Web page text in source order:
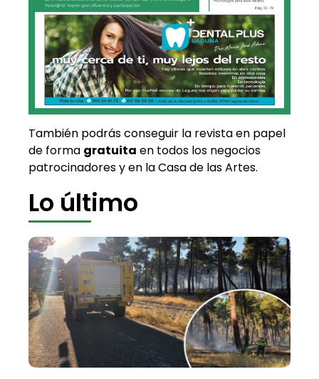
También podrás conseguir la revista en papel
de forma gratuita en todos los negocios
patrocinadores y en la Casa de las Artes.
Lo último